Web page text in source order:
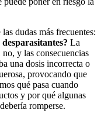
dudas más frecuentes:
La
y las consecuencias
una dosis incorrecta o
provocando que
qué pasa cuando
y por qué algunas
romperse.